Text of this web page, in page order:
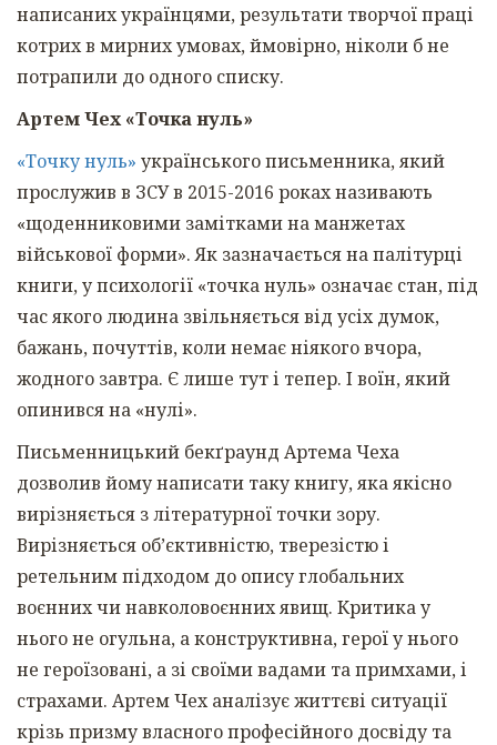
написаних українцями, результати творчої праці
котрих в мирних умовах, ймовірно, ніколи б не
потрапили до одного списку.
Артем Чех «Точка нуль»
«Точку нуль» українського письменника, який
прослужив в ЗСУ в 2015-2016 роках називають
«щоденниковими замітками на манжетах
військової форми». Як зазначається на палітурці
книги, у психології «точка нуль» означає стан, під
час якого людина звільняється від усіх думок,
бажань, почуттів, коли немає ніякого вчора,
жодного завтра. Є лише тут і тепер. І воїн, який
опинився на «нулі».
Письменницький бекґраунд Артема Чеха
дозволив йому написати таку книгу, яка якісно
вирізняється з літературної точки зору.
Вирізняється об’єктивністю, тверезістю і
ретельним підходом до опису глобальних
воєнних чи навколовоєнних явищ. Критика у
нього не огульна, а конструктивна, герої у нього
не героїзовані, а зі своїми вадами та примхами, і
страхами. Артем Чех аналізує життєві ситуації
крізь призму власного професійного досвіду та